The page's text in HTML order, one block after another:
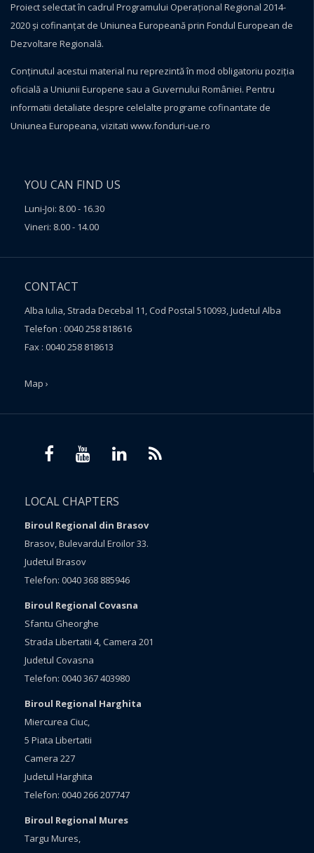
Proiect selectat în cadrul Programului Operațional Regional 2014-
2020 și cofinanțat de Uniunea Europeană prin Fondul European de
Dezvoltare Regională.
Conţinutul acestui material nu reprezintă în mod obligatoriu poziţia
oficială a Uniunii Europene sau a Guvernului României. Pentru
informatii detaliate despre celelalte programe cofinantate de
Uniunea Europeana, vizitati www.fonduri-ue.ro
YOU CAN FIND US
Luni-Joi: 8.00 - 16.30
Vineri: 8.00 - 14.00
CONTACT
Alba Iulia, Strada Decebal 11, Cod Postal 510093, Judetul Alba
Telefon : 0040 258 818616
Fax : 0040 258 818613
Map ›
LOCAL CHAPTERS
Biroul Regional din Brasov
Brasov, Bulevardul Eroilor 33.
Judetul Brasov
Telefon: 0040 368 885946
Biroul Regional Covasna
Sfantu Gheorghe
Strada Libertatii 4, Camera 201
Judetul Covasna
Telefon: 0040 367 403980
Biroul Regional Harghita
Miercurea Ciuc,
5 Piata Libertatii
Camera 227
Judetul Harghita
Telefon: 0040 266 207747
Biroul Regional Mures
Targu Mures,